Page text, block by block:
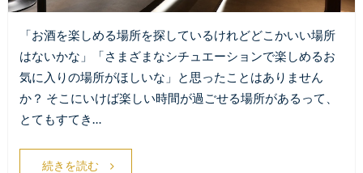
「お酒を楽しめる場所を探しているけれどどこかいい場所
はないかな」「さまざまなシチュエーションで楽しめるお
気に入りの場所がほしいな」と思ったことはありません
か？ そこにいけば楽しい時間が過ごせる場所があるって、
とてもすてき…
続きを読む